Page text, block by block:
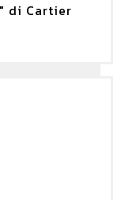
di Cartier